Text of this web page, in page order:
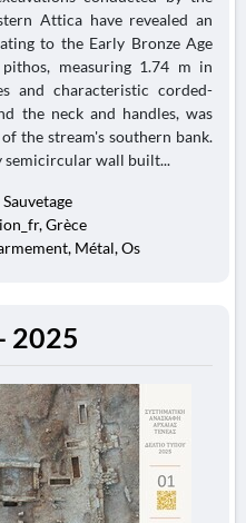
Attica have revealed an
to the Early Bronze Age
measuring 1.74 m in
and characteristic corded-
the neck and handles, was
the stream's southern bank.
semicircular wall built...
Grèce
Métal, Os
2025